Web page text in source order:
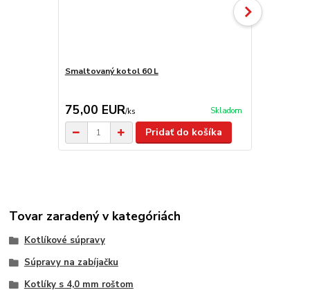
Smaltovaný kotol 60 L
75,00 EUR/ks Skladom
Pridať do košíka
Tovar zaradený v kategóriách
Kotlíkové súpravy
Súpravy na zabíjačku
Kotlíky s 4,0 mm roštom